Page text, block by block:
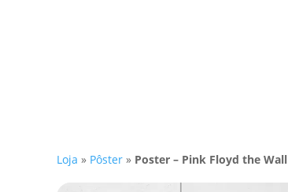
Loja » Pôster » Poster – Pink Floyd the Wall